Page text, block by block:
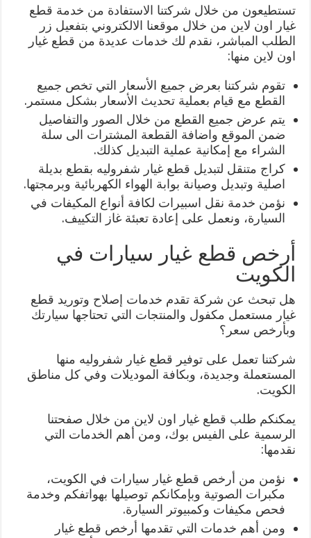
تستطيعون من خلال شركتنا الاستفادة من خدمة قطع
غيار اون لاين من خلال موقعنا الالكتروني بتفعيل زر
الطلب المباشر، نقدم لك خدمات عديدة من قطع غيار
اون لاين منها:
تقوم شركتنا بعرض جميع الأسعار التي تخص جميع
القطع مع قيام بعملية تحديث الأسعار بشكل مستمر.
يتم عرض جميع القطع من خلال الصور والتفاصيل
ضمن الموقع واضافة القطعة المشترات الى سلة
الشراء مع إمكانية عملية التبديل كذلك.
كراج متنقل لتبديل قطع غيار شفروليه بقطع بديلة
اصلية وتبديل وصيانة بوابة الهواء الكهربائية وبرمجتها.
نؤمن خدمة نقل اسبيرات لكافة أنواع المكيفات في
السيارة، ونعمل على إعادة تعبئة غاز التكييف.
أرخص قطع غيار سيارات في
الكويت
هل تبحث عن شركة تقدم خدمات إصلاح وتوريد قطع
غيار مستعمل مكفول والمنتجات التي تحتاجها سيارتك
وبأرخص سعر؟
شركتنا تعمل على توفير قطع غيار شفروليه منها
المستعملة وجديدة، وبكافة الموديلات وفي كل مناطق
الكويت.
يمكنكم طلب قطع غيار اون لاين من خلال صفحتنا
الرسمية على الفيس بوك، ومن أهم الخدمات التي
نقدمها:
نؤمن من أرخص قطع غيار سيارات في الكويت،
مكبرات الصوتية وبإمكانكم توصيلها بهواتفكم وخدمة
فحص مكيفات وكمبيوتر السيارة.
ومن أهم خدمات التي تقدمها أرخص قطع غيار